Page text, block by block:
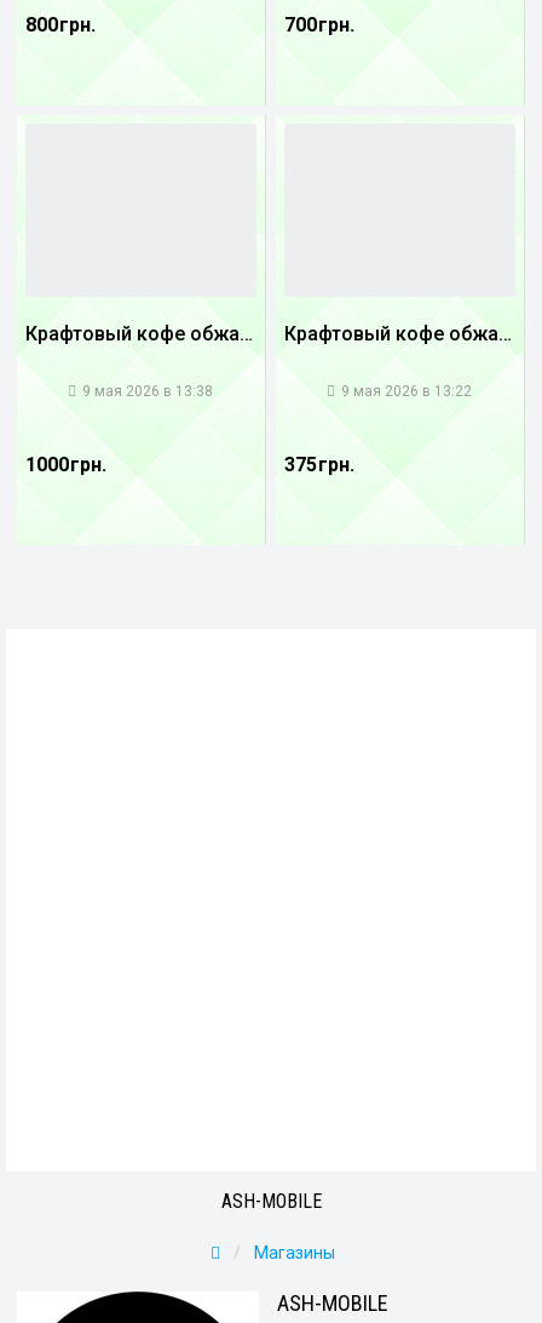
800 грн. 700 грн.
Крафтовый кофе обжареный Танзания
9 мая 2026 в 13:38
1000 грн.
Крафтовый кофе обжареный купаж арабики 5...
9 мая 2026 в 13:22
375 грн.
ASH-MOBILE
Магазины
ASH-MOBILE